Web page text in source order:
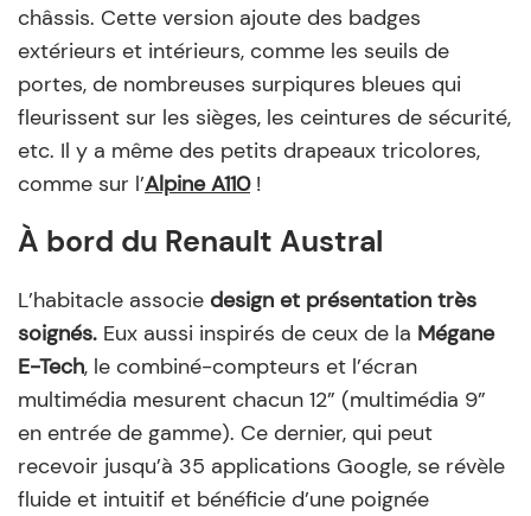
châssis. Cette version ajoute des badges
extérieurs et intérieurs, comme les seuils de
portes, de nombreuses surpiqures bleues qui
fleurissent sur les sièges, les ceintures de sécurité,
etc. Il y a même des petits drapeaux tricolores,
comme sur l’Alpine A110!
À bord du Renault Austral
L’habitacle associe design et présentation très
soignés. Eux aussi inspirés de ceux de la Mégane
E-Tech, le combiné-compteurs et l’écran
multimédia mesurent chacun 12” (multimédia 9”
en entrée de gamme). Ce dernier, qui peut
recevoir jusqu’à 35 applications Google, se révèle
fluide et intuitif et bénéficie d’une poignée